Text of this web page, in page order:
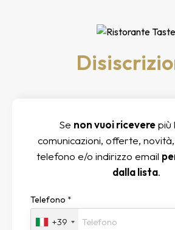
Se non vuoi riceverepiù
comunicazioni, offerte, novità,
telefono e/o indirizzo email
dalla lista.
Telefono *
+39